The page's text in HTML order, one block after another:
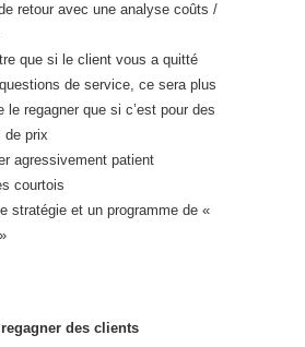
retour avec une analyse coûts /
que si le client vous a quitté
de service, ce sera plus
le regagner que si c’est pour des
de prix
agressivement patient
courtois
stratégie et un programme de «
des clients